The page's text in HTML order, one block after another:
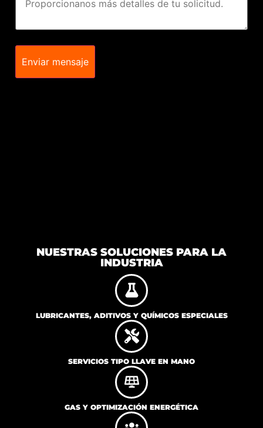
Enviar mensaje
NUESTRAS SOLUCIONES PARA LA
INDUSTRIA
LUBRICANTES, ADITIVOS Y QUÍMICOS ESPECIALES
SERVICIOS TIPO LLAVE EN MANO
GAS Y OPTIMIZACIÓN ENERGÉTICA